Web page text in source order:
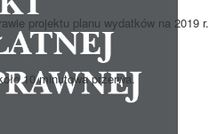
projektu planu wydatków na 2019 r.
10 minutowa przerwa.